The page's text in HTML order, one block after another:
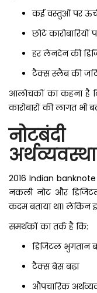
कई वस्तुओं पर
छोटे
हर लेनदेन की
टैक्स स्लैब की
आलोचकों का कहना है
कारोबारों की लागत भी
अर्थव्यवस्था
2016 Indian
नकली नोट और
कदम बताया था।
समर्थकों का तर्क है कि:
डिजिटल भुगतान
टैक्स बेस बढ़ा
औपचारिक